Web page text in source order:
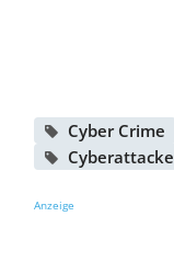
Cyber Crime
Cyberattacke
Anzeige